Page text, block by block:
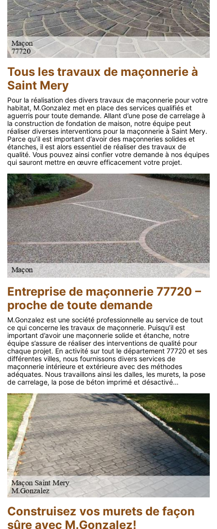
Tous les travaux de maçonnerie à
Saint Mery
Pour la réalisation des divers travaux de maçonnerie pour votre
habitat, M.Gonzalez met en place des services qualifiés et
aguerris pour toute demande. Allant d’une pose de carrelage à
la construction de fondation de maison, notre équipe peut
réaliser diverses interventions pour la maçonnerie à Saint Mery.
Parce qu’il est important d’avoir des maçonneries solides et
étanches, il est alors essentiel de réaliser des travaux de
qualité. Vous pouvez ainsi confier votre demande à nos équipes
qui sauront mettre en œuvre efficacement votre projet.
Entreprise de maçonnerie 77720 –
proche de toute demande
M.Gonzalez est une société professionnelle au service de tout
ce qui concerne les travaux de maçonnerie. Puisqu’il est
important d’avoir une maçonnerie solide et étanche, notre
équipe s’assure de réaliser des interventions de qualité pour
chaque projet. En activité sur tout le département 77720 et ses
différentes villes, nous fournissons divers services de
maçonnerie intérieure et extérieure avec des méthodes
adéquates. Nous travaillons ainsi les dalles, les murets, la pose
de carrelage, la pose de béton imprimé et désactivé…
Construisez vos murets de façon
sûre avec M.Gonzalez!